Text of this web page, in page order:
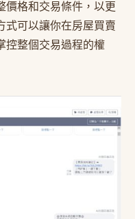
價格和交易條件，以更
式可以讓你在房屋買賣
控整個交易過程的權